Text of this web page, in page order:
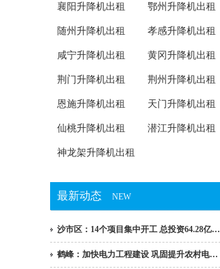
襄阳升降机出租 鄂州升降机出租
随州升降机出租 孝感升降机出租
咸宁升降机出租 黄冈升降机出租
荆门升降机出租 荆州升降机出租
恩施升降机出租 天门升降机出租
仙桃升降机出租 潜江升降机出租
神龙架升降机出租
最新动态 NEW
沙市区：14个项目集中开工 总投资64.28亿…
鹤峰：加快电力工程建设 巩固提升农村电…